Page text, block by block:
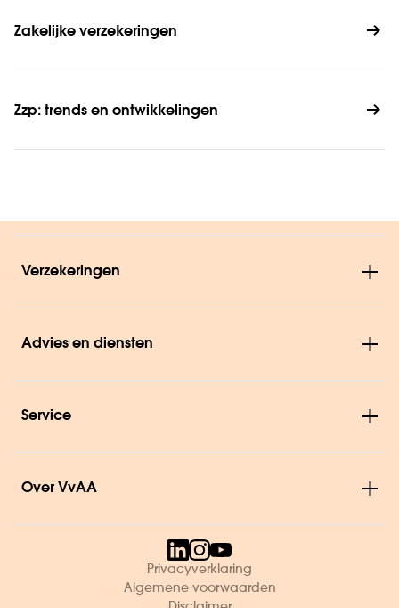
Zakelijke verzekeringen
Zzp: trends en ontwikkelingen
Verzekeringen
Advies en diensten
Service
Over VvAA
Privacyverklaring
Algemene voorwaarden